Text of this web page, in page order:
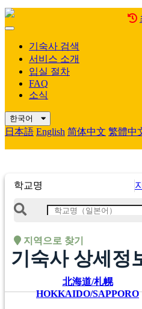
Mobile
기숙사 검색
서비스 소개
입실 절차
FAQ
소식
한국어
日本語 English 简体中文 繁體中
학교명
지역으로 찾기
北海道/札幌
HOKKAIDO/SAPPORO
기숙사 상세정